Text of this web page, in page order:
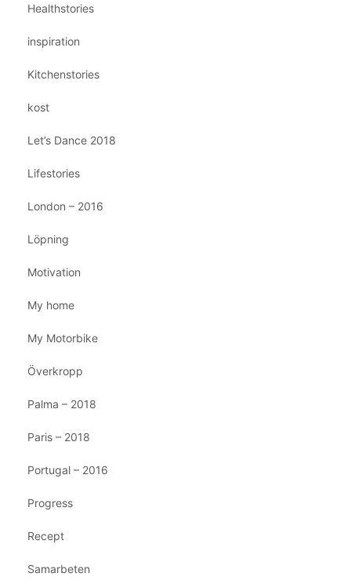
Healthstories
inspiration
Kitchenstories
kost
Let’s Dance 2018
Lifestories
London – 2016
Löpning
Motivation
My home
My Motorbike
Överkropp
Palma – 2018
Paris – 2018
Portugal – 2016
Progress
Recept
Samarbeten